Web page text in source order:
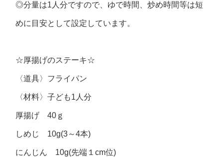
◎分量は1人分ですので、ゆで時間、炒め時間等は短
めに目安として設定しています。
☆厚揚げのステーキ☆
〈道具〉フライパン
〈材料〉子ども1人分
厚揚げ 40ｇ
しめじ 10g(3～4本)
にんじん 10g(先端１cm位)